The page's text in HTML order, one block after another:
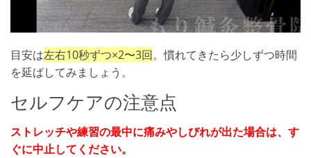
目安は左右10秒ずつ×2〜3回。慣れてきたら少しずつ時間
を延ばしてみましょう。
セルフケアの注意点
ストレッチや練習の最中に痛みやしびれが出た場合は、す
ぐに中止してください。